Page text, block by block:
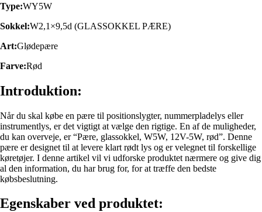
Type:WY5W
Sokkel:W2,1×9,5d (GLASSOKKEL PÆRE)
Art:Glødepære
Farve:Rød
Introduktion:
Når du skal købe en pære til positionslygter, nummerpladelys eller
instrumentlys, er det vigtigt at vælge den rigtige. En af de muligheder,
du kan overveje, er “Pære, glassokkel, W5W, 12V-5W, rød”. Denne
pære er designet til at levere klart rødt lys og er velegnet til forskellige
køretøjer. I denne artikel vil vi udforske produktet nærmere og give dig
al den information, du har brug for, for at træffe den bedste
købsbeslutning.
Egenskaber ved produktet: